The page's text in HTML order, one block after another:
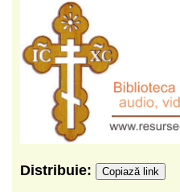
Distribuie: Copiază link